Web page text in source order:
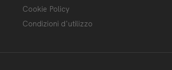
Cookie Policy
Condizioni d'utilizzo